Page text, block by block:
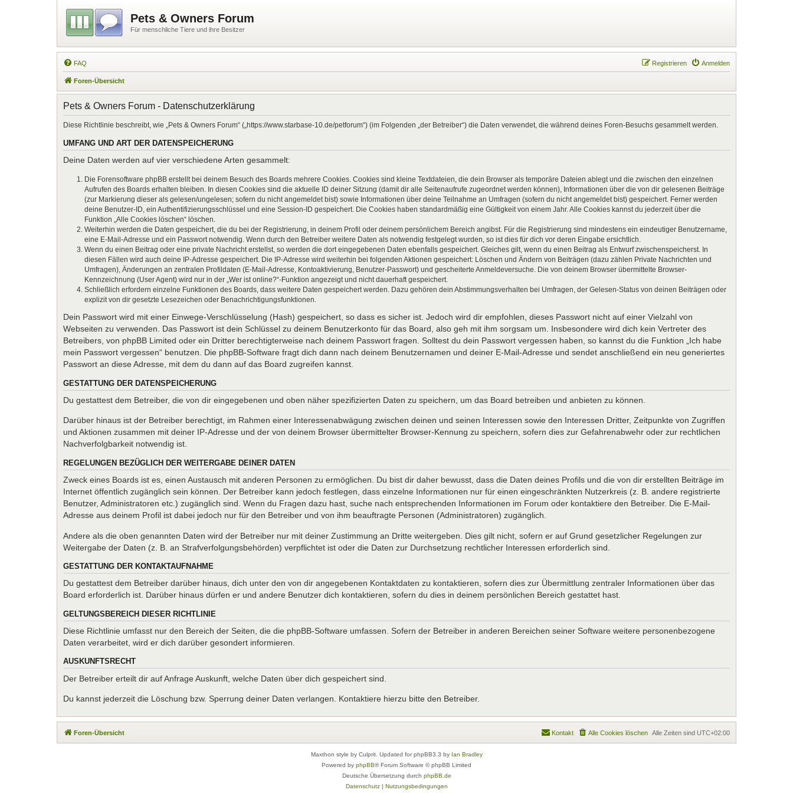
Pets & Owners Forum
Für menschliche Tiere und ihre Besitzer
FAQ Anmelden
Registrieren
Foren-Übersicht
Pets & Owners Forum - Datenschutzerklärung
Diese Richtlinie beschreibt, wie „Pets & Owners Forum“ („https://www.starbase-10.de/petforum“) (im Folgenden „der Betreiber“) die Daten verwendet, die während deines Foren-Besuchs gesammelt werden.
UMFANG UND ART DER DATENSPEICHERUNG
Deine Daten werden auf vier verschiedene Arten gesammelt:
Die Forensoftware phpBB erstellt bei deinem Besuch des Boards mehrere Cookies. Cookies sind kleine Textdateien, die dein Browser als temporäre Dateien ablegt und die zwischen den einzelnen
Aufrufen des Boards erhalten bleiben. In diesen Cookies sind die aktuelle ID deiner Sitzung (damit dir alle Seitenaufrufe zugeordnet werden können), Informationen über die von dir gelesenen Beiträge
(zur Markierung dieser als gelesen/ungelesen; sofern du nicht angemeldet bist) sowie Informationen über deine Teilnahme an Umfragen (sofern du nicht angemeldet bist) gespeichert. Ferner werden
deine Benutzer-ID, ein Authentifizierungsschlüssel und eine Session-ID gespeichert. Die Cookies haben standardmäßig eine Gültigkeit von einem Jahr. Alle Cookies kannst du jederzeit über die
Funktion „Alle Cookies löschen“ löschen.
Weiterhin werden die Daten gespeichert, die du bei der Registrierung, in deinem Profil oder deinem persönlichem Bereich angibst. Für die Registrierung sind mindestens ein eindeutiger Benutzername,
eine E-Mail-Adresse und ein Passwort notwendig. Wenn durch den Betreiber weitere Daten als notwendig festgelegt wurden, so ist dies für dich vor deren Eingabe ersichtlich.
Wenn du einen Beitrag oder eine private Nachricht erstellst, so werden die dort eingegebenen Daten ebenfalls gespeichert. Gleiches gilt, wenn du einen Beitrag als Entwurf zwischenspeicherst. In
diesen Fällen wird auch deine IP-Adresse gespeichert. Die IP-Adresse wird weiterhin bei folgenden Aktionen gespeichert: Löschen und Ändern von Beiträgen (dazu zählen Private Nachrichten und
Umfragen), Änderungen an zentralen Profildaten (E-Mail-Adresse, Kontoaktivierung, Benutzer-Passwort) und gescheiterte Anmeldeversuche. Die von deinem Browser übermittelte Browser-
Kennzeichnung (User Agent) wird nur in der „Wer ist online?“-Funktion angezeigt und nicht dauerhaft gespeichert.
Schließlich erfordern einzelne Funktionen des Boards, dass weitere Daten gespeichert werden. Dazu gehören dein Abstimmungsverhalten bei Umfragen, der Gelesen-Status von deinen Beiträgen oder
explizit von dir gesetzte Lesezeichen oder Benachrichtigungsfunktionen.
Dein Passwort wird mit einer Einwege-Verschlüsselung (Hash) gespeichert, so dass es sicher ist. Jedoch wird dir empfohlen, dieses Passwort nicht auf einer Vielzahl von
Webseiten zu verwenden. Das Passwort ist dein Schlüssel zu deinem Benutzerkonto für das Board, also geh mit ihm sorgsam um. Insbesondere wird dich kein Vertreter des
Betreibers, von phpBB Limited oder ein Dritter berechtigterweise nach deinem Passwort fragen. Solltest du dein Passwort vergessen haben, so kannst du die Funktion „Ich habe
mein Passwort vergessen“ benutzen. Die phpBB-Software fragt dich dann nach deinem Benutzernamen und deiner E-Mail-Adresse und sendet anschließend ein neu generiertes
Passwort an diese Adresse, mit dem du dann auf das Board zugreifen kannst.
GESTATTUNG DER DATENSPEICHERUNG
Du gestattest dem Betreiber, die von dir eingegebenen und oben näher spezifizierten Daten zu speichern, um das Board betreiben und anbieten zu können.
Darüber hinaus ist der Betreiber berechtigt, im Rahmen einer Interessenabwägung zwischen deinen und seinen Interessen sowie den Interessen Dritter, Zeitpunkte von Zugriffen
und Aktionen zusammen mit deiner IP-Adresse und der von deinem Browser übermittelter Browser-Kennung zu speichern, sofern dies zur Gefahrenabwehr oder zur rechtlichen
Nachverfolgbarkeit notwendig ist.
REGELUNGEN BEZÜGLICH DER WEITERGABE DEINER DATEN
Zweck eines Boards ist es, einen Austausch mit anderen Personen zu ermöglichen. Du bist dir daher bewusst, dass die Daten deines Profils und die von dir erstellten Beiträge im
Internet öffentlich zugänglich sein können. Der Betreiber kann jedoch festlegen, dass einzelne Informationen nur für einen eingeschränkten Nutzerkreis (z. B. andere registrierte
Benutzer, Administratoren etc.) zugänglich sind. Wenn du Fragen dazu hast, suche nach entsprechenden Informationen im Forum oder kontaktiere den Betreiber. Die E-Mail-
Adresse aus deinem Profil ist dabei jedoch nur für den Betreiber und von ihm beauftragte Personen (Administratoren) zugänglich.
Andere als die oben genannten Daten wird der Betreiber nur mit deiner Zustimmung an Dritte weitergeben. Dies gilt nicht, sofern er auf Grund gesetzlicher Regelungen zur
Weitergabe der Daten (z. B. an Strafverfolgungsbehörden) verpflichtet ist oder die Daten zur Durchsetzung rechtlicher Interessen erforderlich sind.
GESTATTUNG DER KONTAKTAUFNAHME
Du gestattest dem Betreiber darüber hinaus, dich unter den von dir angegebenen Kontaktdaten zu kontaktieren, sofern dies zur Übermittlung zentraler Informationen über das
Board erforderlich ist. Darüber hinaus dürfen er und andere Benutzer dich kontaktieren, sofern du dies in deinem persönlichen Bereich gestattet hast.
GELTUNGSBEREICH DIESER RICHTLINIE
Diese Richtlinie umfasst nur den Bereich der Seiten, die die phpBB-Software umfassen. Sofern der Betreiber in anderen Bereichen seiner Software weitere personenbezogene
Daten verarbeitet, wird er dich darüber gesondert informieren.
AUSKUNFTSRECHT
Der Betreiber erteilt dir auf Anfrage Auskunft, welche Daten über dich gespeichert sind.
Du kannst jederzeit die Löschung bzw. Sperrung deiner Daten verlangen. Kontaktiere hierzu bitte den Betreiber.
Foren-Übersicht Alle Zeiten sind UTC+02:00
Alle Cookies löschen
Kontakt
Maxthon style by Culprit. Updated for phpBB3.3 by Ian Bradley
Powered by phpBB® Forum Software © phpBB Limited
Deutsche Übersetzung durch phpBB.de
Datenschutz| Nutzungsbedingungen